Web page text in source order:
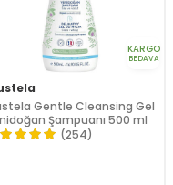
KARGO
BEDAVA
Gentle Cleansing Gel
Şampuanı 500 ml
(254)